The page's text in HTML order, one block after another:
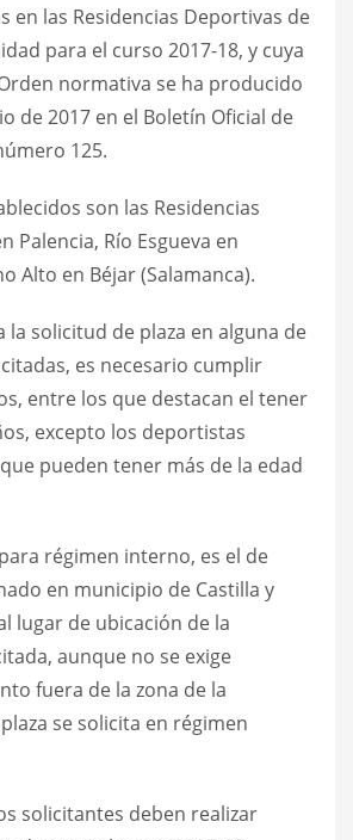
en las Residencias Deportivas de
para el curso 2017-18, y cuya
normativa se ha producido
de 2017 en el Boletín Oficial de
125.
son las Residencias
Palencia, Río Esgueva en
Alto en Béjar (Salamanca).
la solicitud de plaza en alguna de
es necesario cumplir
entre los que destacan el tener
excepto los deportistas
pueden tener más de la edad
régimen interno, es el de
en municipio de Castilla y
lugar de ubicación de la
aunque no se exige
fuera de la zona de la
se solicita en régimen
solicitantes deben realizar